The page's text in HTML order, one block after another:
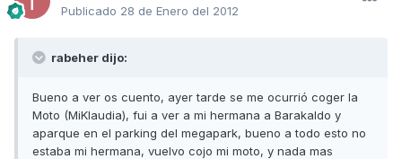
Publicado 28 de Enero del 2012
rabeher dijo:
Bueno a ver os cuento, ayer tarde se me ocurrió coger la
Moto (MiKlaudia), fui a ver a mi hermana a Barakaldo y
aparque en el parking del megapark, bueno a todo esto no
estaba mi hermana, vuelvo cojo mi moto, y nada mas